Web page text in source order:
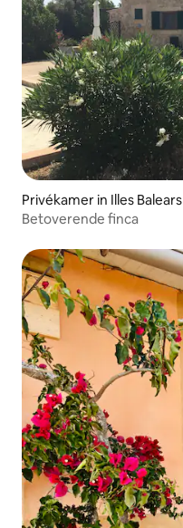
Privékamer in Illes Balears
Betoverende finca